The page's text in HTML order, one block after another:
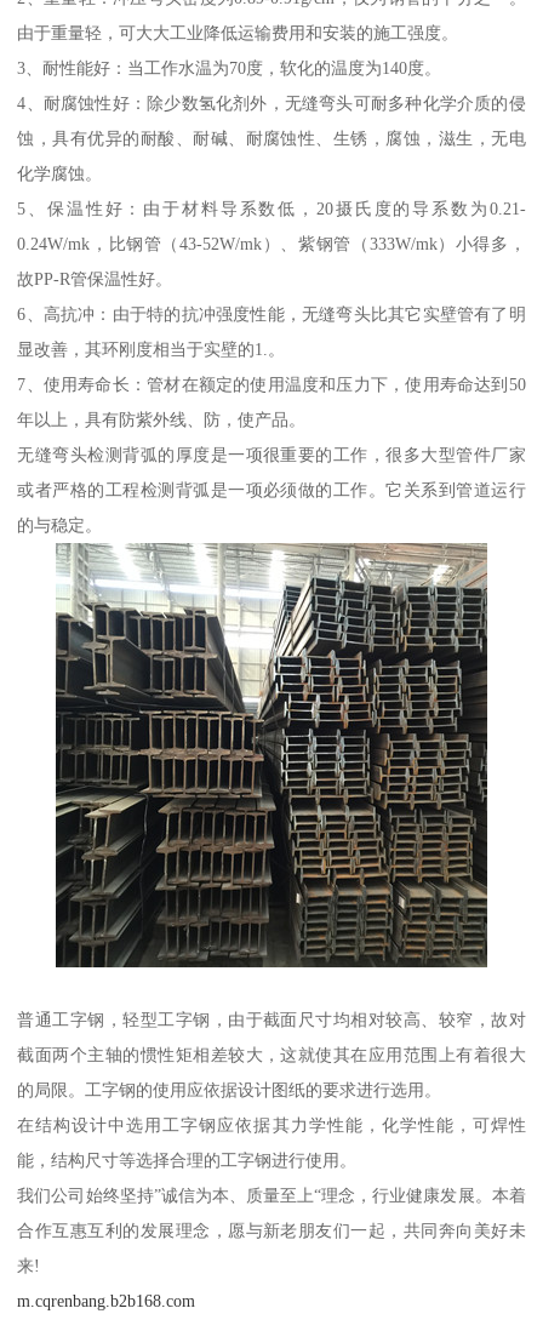
由于重量轻，可大大工业降低运输费用和安装的施工强度。
3、耐性能好：当工作水温为70度，软化的温度为140度。
4、耐腐蚀性好：除少数氢化剂外，无缝弯头可耐多种化学介质的侵
蚀，具有优异的耐酸、耐碱、耐腐蚀性、生锈，腐蚀，滋生，无电
化学腐蚀。
5、保温性好：由于材料导系数低，20摄氏度的导系数为0.21-
0.24W/mk，比钢管（43-52W/mk）、紫钢管（333W/mk）小得多，
故PP-R管保温性好。
6、高抗冲：由于特的抗冲强度性能，无缝弯头比其它实壁管有了明
显改善，其环刚度相当于实壁的1.。
7、使用寿命长：管材在额定的使用温度和压力下，使用寿命达到50
年以上，具有防紫外线、防，使产品。
无缝弯头检测背弧的厚度是一项很重要的工作，很多大型管件厂家
或者严格的工程检测背弧是一项必须做的工作。它关系到管道运行
的与稳定。
普通工字钢，轻型工字钢，由于截面尺寸均相对较高、较窄，故对
截面两个主轴的惯性矩相差较大，这就使其在应用范围上有着很大
的局限。工字钢的使用应依据设计图纸的要求进行选用。
在结构设计中选用工字钢应依据其力学性能，化学性能，可焊性
能，结构尺寸等选择合理的工字钢进行使用。
我们公司始终坚持”诚信为本、质量至上“理念，行业健康发展。本着
合作互惠互利的发展理念，愿与新老朋友们一起，共同奔向美好未
来!
m.cqrenbang.b2b168.com